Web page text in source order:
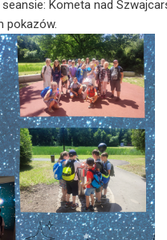
Kometa nad
pokazów.